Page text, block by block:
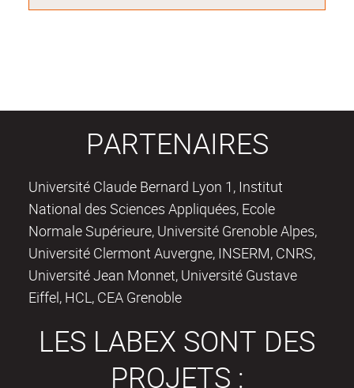
PARTENAIRES
Université Claude Bernard Lyon 1, Institut
National des Sciences Appliquées, Ecole
Normale Supérieure, Université Grenoble Alpes,
Université Clermont Auvergne, INSERM, CNRS,
Université Jean Monnet, Université Gustave
Eiffel, HCL, CEA Grenoble
LES LABEX SONT DES
PROJETS :